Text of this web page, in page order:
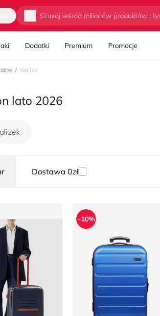
Wyszukaj
Dodatki Premium Promocje
Walizki
lato 2026
Dostawa 0zł
HILLS POLO CLUB
Walizka
-10%